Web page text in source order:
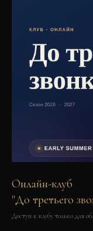
Онлайн-клуб
"До третьего
Доступ к клубу только для